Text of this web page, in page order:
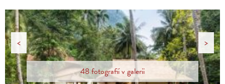
< >
48 fotografií v galerii